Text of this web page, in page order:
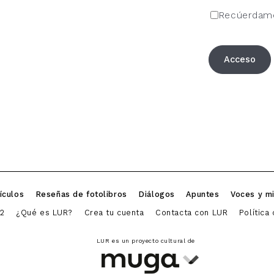
Acceso
Reseñas de fotolibros Diálogos Apuntes Voces y
¿Qué es LUR? Crea tu cuenta Contacta con LUR Política
LUR es un proyecto cultural de